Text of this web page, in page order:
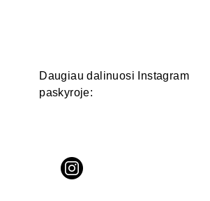
Daugiau dalinuosi Instagram
paskyroje: